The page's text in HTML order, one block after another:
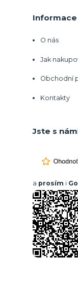
O nás
Jak
Obchodní
Kontakty
Jste s
a prosím i